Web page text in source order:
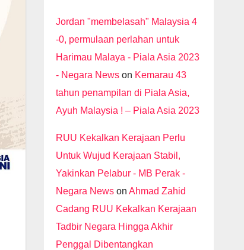
Jordan "membelasah" Malaysia 4
-0, permulaan perlahan untuk
Harimau Malaya - Piala Asia 2023
- Negara Newson Kemarau 43
tahun penampilan di Piala Asia,
Ayuh Malaysia ! – Piala Asia 2023
RUU Kekalkan Kerajaan Perlu
Untuk Wujud Kerajaan Stabil,
Yakinkan Pelabur - MB Perak -
Negara Newson Ahmad Zahid
Cadang RUU Kekalkan Kerajaan
Tadbir Negara Hingga Akhir
Penggal Dibentangkan